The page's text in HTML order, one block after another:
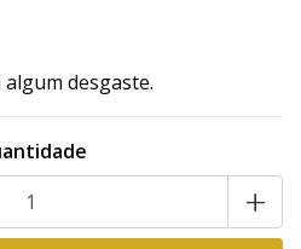
desgaste.
+